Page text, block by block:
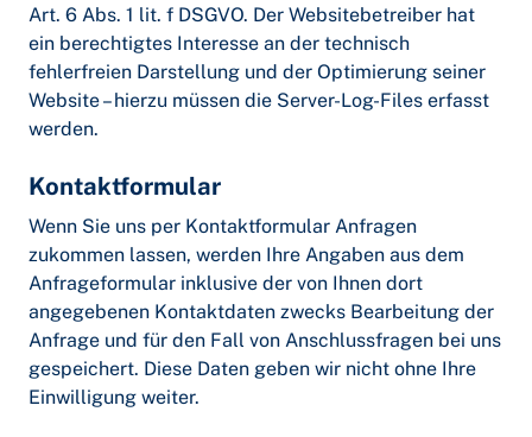
Art. 6 Abs. 1 lit. f DSGVO. Der Websitebetreiber hat
ein berechtigtes Interesse an der technisch
fehlerfreien Darstellung und der Optimierung seiner
Website – hierzu müssen die Server-Log-Files erfasst
werden.
Kontaktformular
Wenn Sie uns per Kontaktformular Anfragen
zukommen lassen, werden Ihre Angaben aus dem
Anfrageformular inklusive der von Ihnen dort
angegebenen Kontaktdaten zwecks Bearbeitung der
Anfrage und für den Fall von Anschlussfragen bei uns
gespeichert. Diese Daten geben wir nicht ohne Ihre
Einwilligung weiter.